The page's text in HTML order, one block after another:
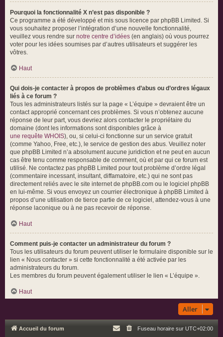
Pourquoi la fonctionnalité X n’est pas disponible ?
Ce programme a été développé et mis sous licence par phpBB Limited. Si
vous souhaitez proposer l’intégration d’une nouvelle fonctionnalité,
veuillez vous rendre sur notre centre d’idées (en anglais) où vous pourrez
voter pour les idées soumises par d’autres utilisateurs et suggérer les
vôtres.
Haut
Qui dois-je contacter à propos de problèmes d’abus ou d’ordres légaux
liés à ce forum ?
Tous les administrateurs listés sur la page « L’équipe » devraient être un
contact approprié concernant ces problèmes. Si vous n’obtenez aucune
réponse de leur part, vous devriez alors contacter le propriétaire du
domaine (dont les informations sont disponibles grâce à
une requête WHOIS), ou, si celui-ci fonctionne sur un service gratuit
(comme Yahoo, Free, etc.), le service de gestion des abus. Veuillez noter
que phpBB Limited n’a absolument aucune juridiction et ne peut en aucun
cas être tenu comme responsable de comment, où et par qui ce forum est
utilisé. Ne contactez pas phpBB Limited pour tout problème d’ordre légal
(commentaire incessant, insultant, diffamatoire, etc.) qui ne sont pas
directement reliés avec le site internet de phpBB.com ou le logiciel phpBB
en lui-même. Si vous envoyez un courrier électronique à phpBB Limited à
propos d’une utilisation de tierce partie de ce logiciel, attendez-vous à une
réponse laconique ou à ne pas recevoir de réponse.
Haut
Comment puis-je contacter un administrateur du forum ?
Tous les utilisateurs du forum peuvent utiliser le formulaire disponible sur le
lien « Nous contacter » si cette fonctionnalité a été activée par les
administrateurs du forum.
Les membres du forum peuvent également utiliser le lien « L’équipe ».
Haut
Aller
Accueil du forum Fuseau horaire sur UTC+02:00